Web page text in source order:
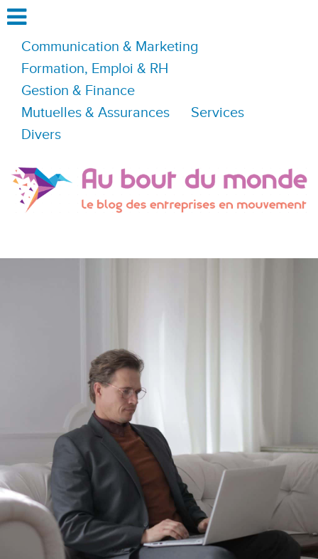
Communication & Marketing
Formation, Emploi & RH
Gestion & Finance
Mutuelles & Assurances
Services
Divers